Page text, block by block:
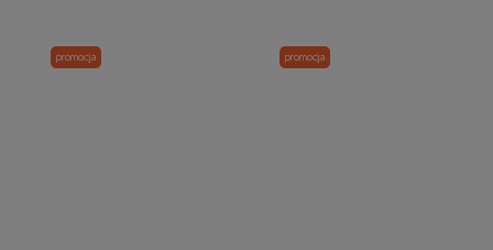
promocja promocja